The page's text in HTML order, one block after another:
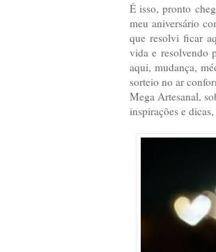
É isso, pronto
meu aniversário
que resolvi ficar
vida e resolvendo
aqui, mudança,
sorteio no ar
Mega Artesanal,
inspirações e